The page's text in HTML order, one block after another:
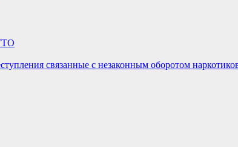
связанные с незаконным оборотом